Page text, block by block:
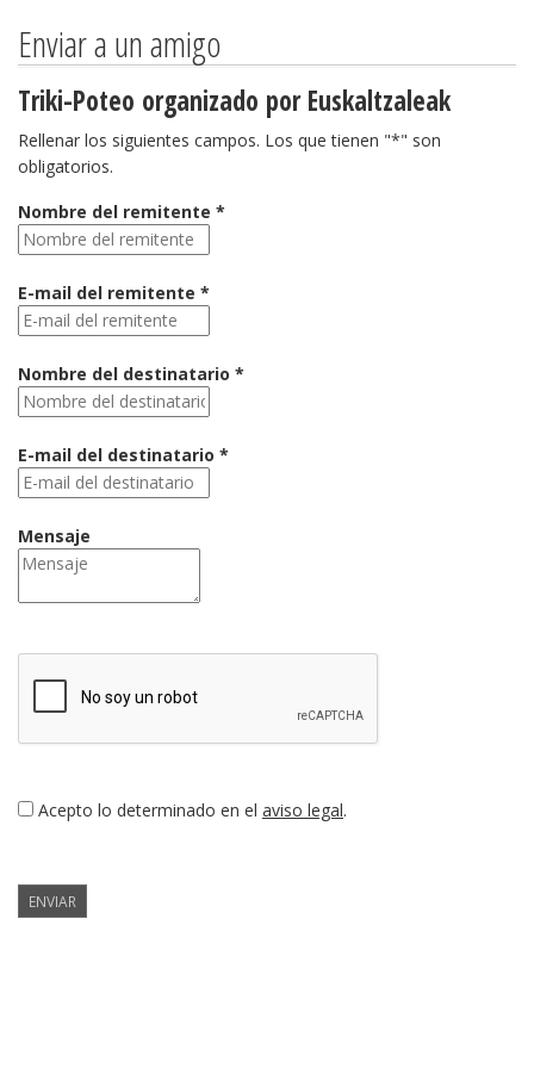
Enviar a un amigo
Triki-Poteo organizado por Euskaltzaleak
Rellenar los siguientes campos. Los que tienen "*" son
obligatorios.
Nombre del remitente *
E-mail del remitente *
Nombre del destinatario *
E-mail del destinatario *
Mensaje
Acepto lo determinado en el aviso legal.
ENVIAR